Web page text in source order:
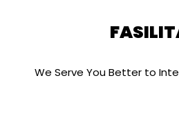
We Serve You Better to